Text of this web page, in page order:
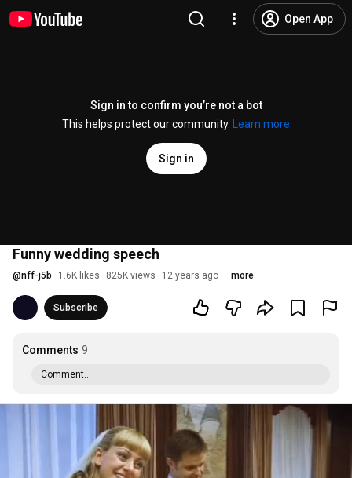
Open App
Sign in to confirm you’re not a bot
This helps protect our community.
Learn more
Sign in
Funny wedding speech
@nff-j5b 1.6K likes 825K views 12 years ago more
Subscribe
Comments 9
Comment...